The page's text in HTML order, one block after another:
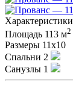
Характеристики
Площадь 113 м2
Размеры 11х10
Спальни 2
Санузлы 1